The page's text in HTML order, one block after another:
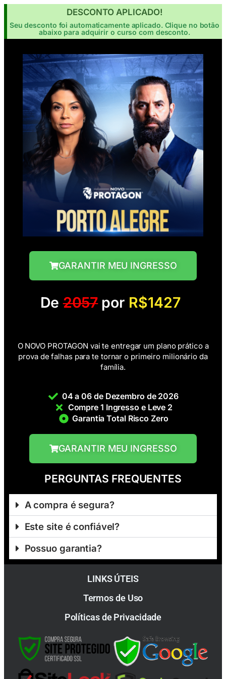
DESCONTO APLICADO!
Seu desconto foi automaticamente aplicado. Clique no botão
abaixo para adquirir o curso com desconto.
GARANTIR MEU INGRESSO
De 2057 por R$1427
O NOVO PROTAGON vai te entregar um plano prático a
prova de falhas para te tornar o primeiro milionário da
família.
04 a 06 de Dezembro de 2026
Compre 1 Ingresso e Leve 2
Garantia Total Risco Zero
GARANTIR MEU INGRESSO
PERGUNTAS FREQUENTES
A compra é segura?
Este site é confiável?
Possuo garantia?
LINKS ÚTEIS
Termos de Uso
Políticas de Privacidade